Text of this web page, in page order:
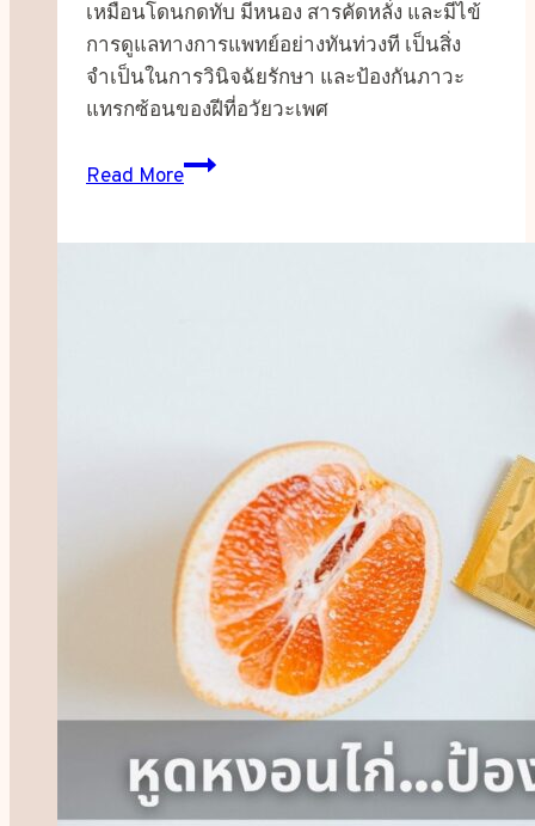
เหมือนโดนกดทับ มีหนอง สารคัดหลั่ง และมีไข้
การดูแลทางการแพทย์อย่างทันท่วงที เป็นสิ่ง
จำเป็นในการวินิจฉัยรักษา และป้องกันภาวะ
แทรกซ้อนของฝีที่อวัยวะเพศ
Read More
ฝี